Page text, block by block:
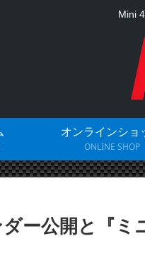
Mini
オンラインショ
ONLINE SHOP
ー公開と『